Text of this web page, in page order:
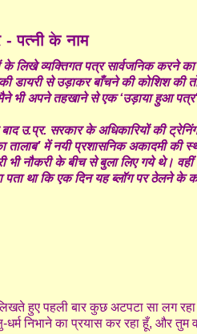
पत्नी के नाम
लिखे व्यक्तिगत पत्र सार्वजनिक करने
डायरी से उड़ाकर बाँचने की कोशिश की
भी अपने तहखाने से एक ‘उड़ाया हुआ
उ.प्र. सरकार के अधिकारियों की
में नयी प्रशासनिक अकादमी की
भी नौकरी के बीच से बुला लिए गये थे।
था कि एक दिन यह ब्लॉग पर ठेलने के
हुए पहली बार कुछ अटपटा सा लग
धर्म निभाने का प्रयास कर रहा हूँ, और